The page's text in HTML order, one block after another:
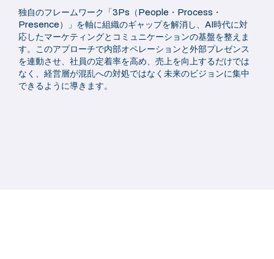
独自のフレームワーク「3Ps（People・Process・
Presence）」を軸に組織のギャップを解消し、AI時代に対
応したマーケティングとコミュニケーションの基盤を整えま
す。このアプローチで内部オペレーションと外部プレゼンス
を連動させ、社員の定着率を高め、売上を向上するだけでは
なく、経営層が混乱への対処ではなく未来のビジョンに集中
できるように導きます。